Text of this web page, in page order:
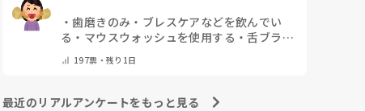
・歯磨きのみ ・ ブレスケアなどを飲んでい
る ・ マウスウォッシュを使用する ・舌ブラシ
気にしたことない
197票・残り1日
最近のリアルアンケートをもっと見る